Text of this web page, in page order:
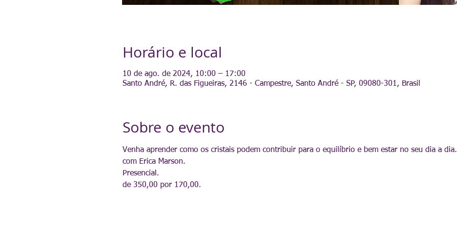
Horário e local
10 de ago. de 2024, 10:00 – 17:00
Santo André, R. das Figueiras, 2146 - Campestre, Santo André - SP, 09080-301, Brasil
Sobre o evento
Venha aprender como os cristais podem contribuir para o equilíbrio e bem estar no seu dia a dia.
com Erica Marson.
Presencial.
de 350,00 por 170,00.